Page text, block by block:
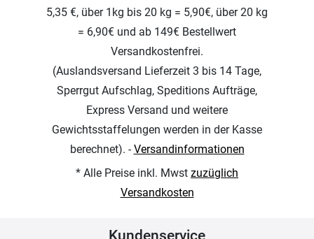
5,35 €, über 1kg bis 20 kg = 5,90€, über 20 kg
= 6,90€ und ab 149€ Bestellwert
Versandkostenfrei.
(Auslandsversand Lieferzeit 3 bis 14 Tage,
Sperrgut Aufschlag, Speditions Aufträge,
Express Versand und weitere
Gewichtsstaffelungen werden in der Kasse
berechnet). -Versandinformationen
* Alle Preise inkl. Mwst zuzüglich
Versandkosten
Kundenservice